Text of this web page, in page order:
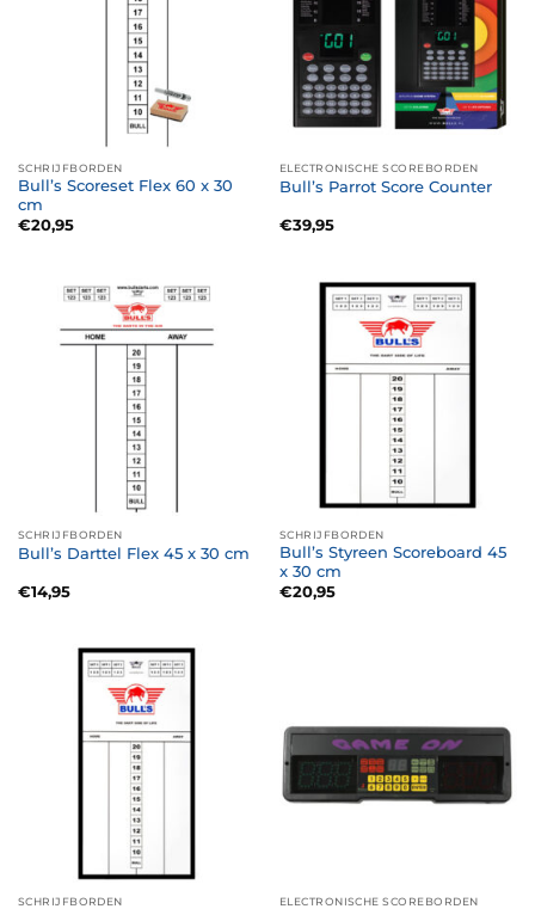
SCHRIJFBORDEN
Bull’s Scoreset Flex 60 x 30
cm
€20,95
ELECTRONISCHE SCOREBORDEN
Bull’s Parrot Score Counter
€39,95
SCHRIJFBORDEN
Bull’s Darttel Flex 45 x 30 cm
€14,95
SCHRIJFBORDEN
Bull’s Styreen Scoreboard 45
x 30 cm
€20,95
SCHRIJFBORDEN ELECTRONISCHE SCOREBORDEN